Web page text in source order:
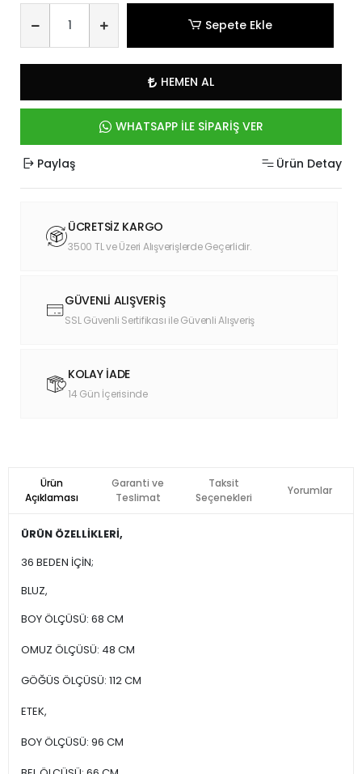
Sepete Ekle
HEMEN AL
WHATSAPP İLE SİPARİŞ VER
Paylaş Ürün Detay
ÜCRETSİZ KARGO
3500 TL ve Üzeri Alışverişlerde Geçerlidir.
GÜVENLİ ALIŞVERİŞ
SSL Güvenli Sertifikası ile Güvenli Alışveriş
KOLAY İADE
14 Gün İçerisinde
Ürün
Açıklaması
Garanti ve
Teslimat
Taksit
Seçenekleri
Yorumlar
ÜRÜN ÖZELLİKLERİ,
36 BEDEN İÇİN;
BLUZ,
BOY ÖLÇÜSÜ: 68 CM
OMUZ ÖLÇÜSÜ: 48 CM
GÖĞÜS ÖLÇÜSÜ: 112 CM
ETEK,
BOY ÖLÇÜSÜ: 96 CM